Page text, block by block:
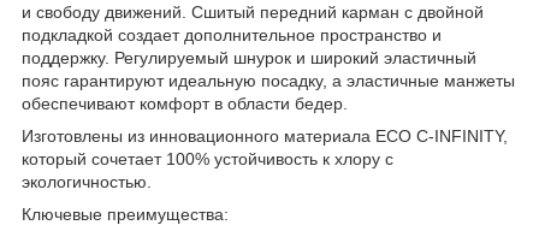
и свободу движений. Сшитый передний карман с двойной
подкладкой создает дополнительное пространство и
поддержку. Регулируемый шнурок и широкий эластичный
пояс гарантируют идеальную посадку, а эластичные манжеты
обеспечивают комфорт в области бедер.
Изготовлены из инновационного материала ECO C-INFINITY,
который сочетает 100% устойчивость к хлору с
экологичностью.
Ключевые преимущества: